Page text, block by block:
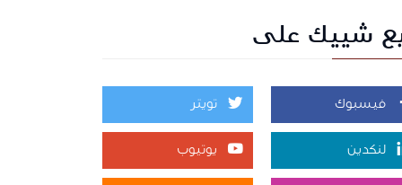
شييك على
فيسبوك تويتر
لنكدين يوتيوب